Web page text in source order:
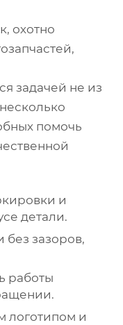
охотно
задачей не из
помочь
и
детали.
без зазоров,
работы
логотипом и